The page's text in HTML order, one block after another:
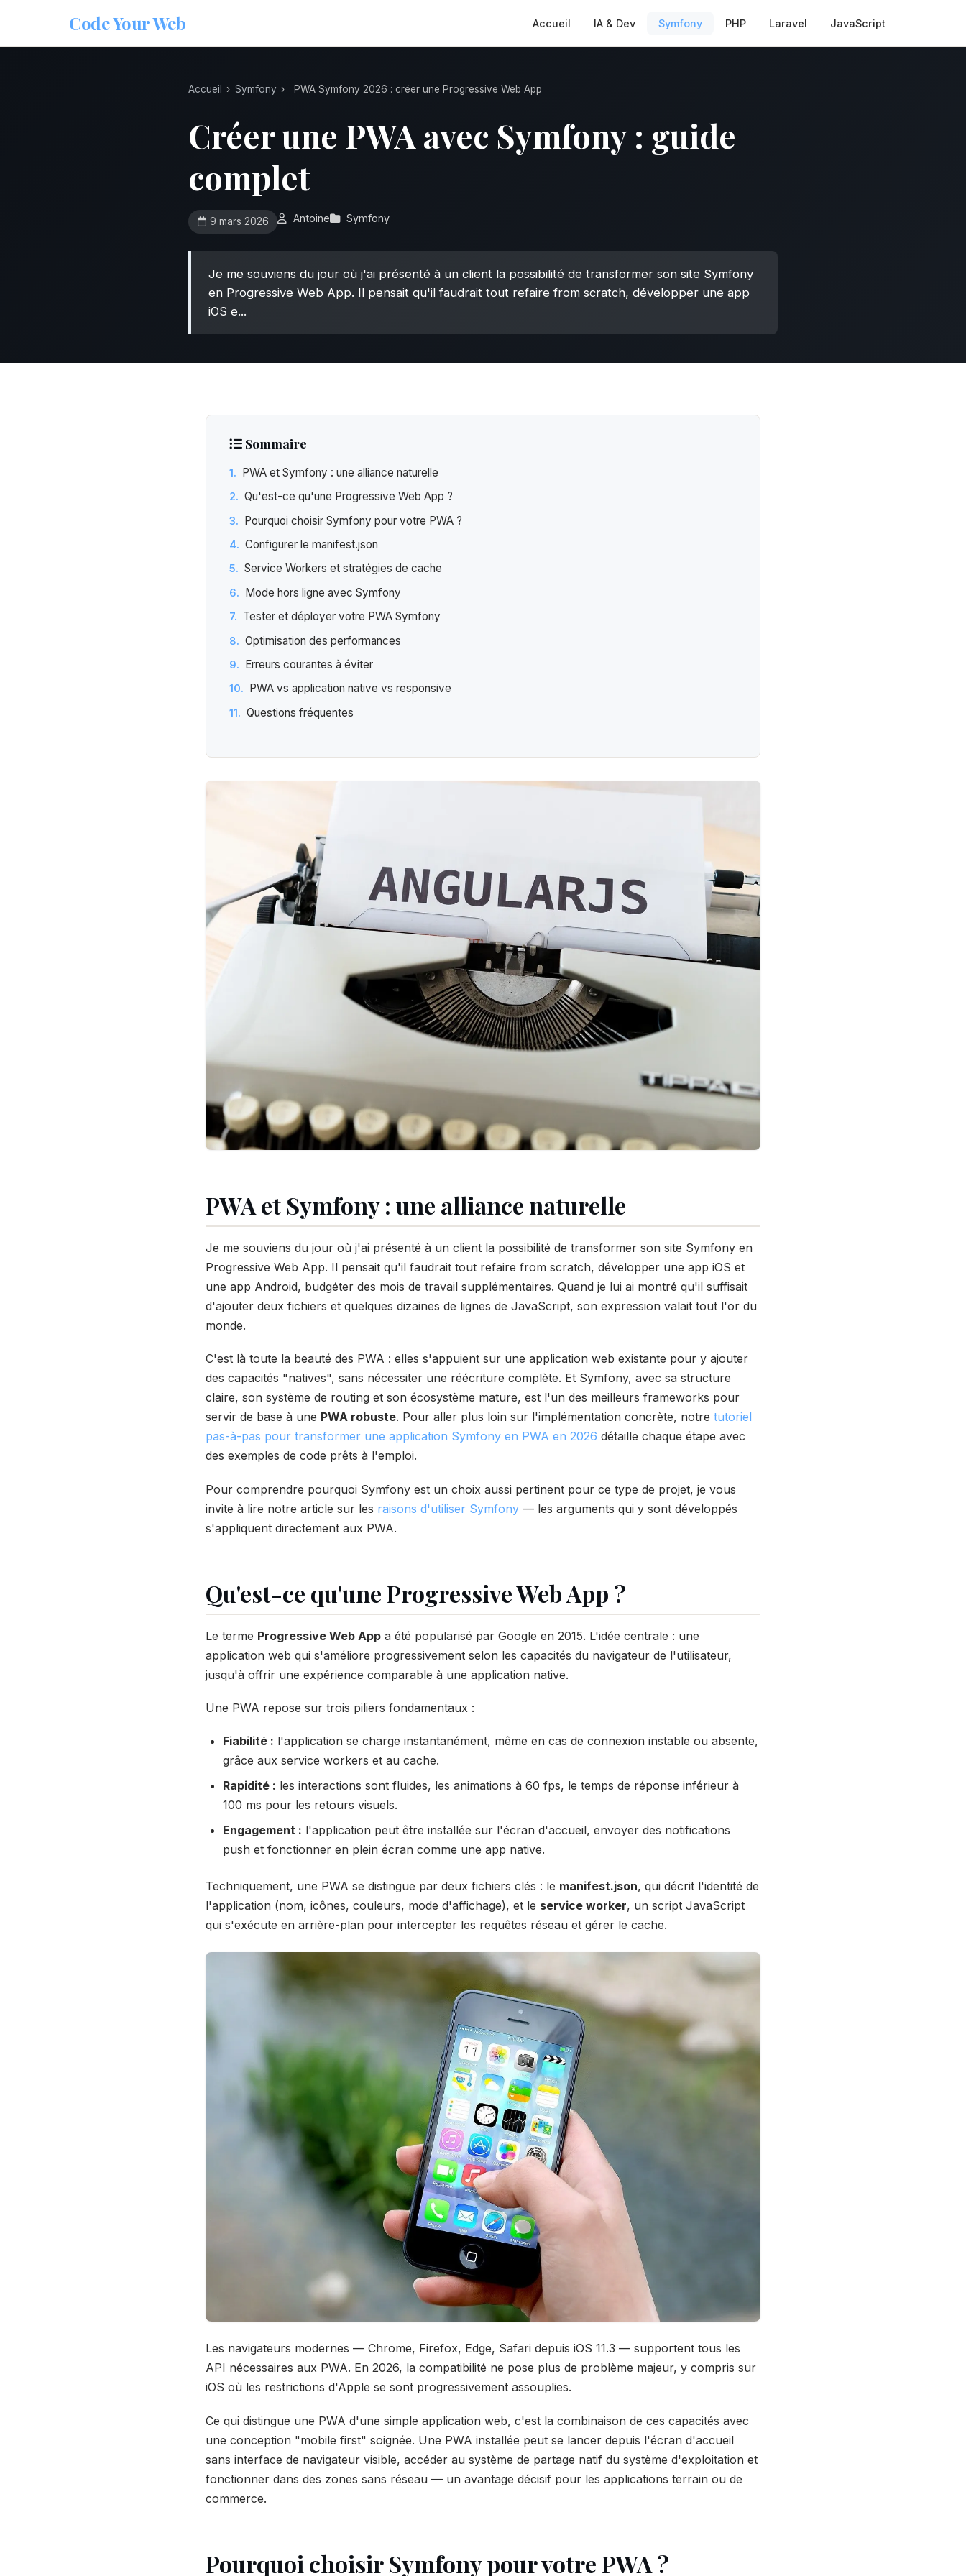
Code YourWeb Accueil IA & Dev Symfony PHP Laravel JavaScript
Accueil › Symfony › PWA Symfony 2026 : créer une Progressive Web App
Créer une PWA avec Symfony : guide
complet
9 mars 2026 Antoine Symfony
Je me souviens du jour où j'ai présenté à un client la possibilité de transformer son site Symfony
en Progressive Web App. Il pensait qu'il faudrait tout refaire from scratch, développer une app
iOS e...
Sommaire
PWA et Symfony : une alliance naturelle
Qu'est-ce qu'une Progressive Web App ?
Pourquoi choisir Symfony pour votre PWA ?
Configurer le manifest.json
Service Workers et stratégies de cache
Mode hors ligne avec Symfony
Tester et déployer votre PWA Symfony
Optimisation des performances
Erreurs courantes à éviter
PWA vs application native vs responsive
Questions fréquentes
PWA et Symfony : une alliance naturelle
Je me souviens du jour où j'ai présenté à un client la possibilité de transformer son site Symfony en
Progressive Web App. Il pensait qu'il faudrait tout refaire from scratch, développer une app iOS et
une app Android, budgéter des mois de travail supplémentaires. Quand je lui ai montré qu'il suffisait
d'ajouter deux fichiers et quelques dizaines de lignes de JavaScript, son expression valait tout l'or du
monde.
C'est là toute la beauté des PWA : elles s'appuient sur une application web existante pour y ajouter
des capacités "natives", sans nécessiter une réécriture complète. Et Symfony, avec sa structure
claire, son système de routing et son écosystème mature, est l'un des meilleurs frameworks pour
servir de base à une PWA robuste. Pour aller plus loin sur l'implémentation concrète, notre tutoriel
pas-à-pas pour transformer une application Symfony en PWA en 2026 détaille chaque étape avec
des exemples de code prêts à l'emploi.
Pour comprendre pourquoi Symfony est un choix aussi pertinent pour ce type de projet, je vous
invite à lire notre article sur les raisons d'utiliser Symfony — les arguments qui y sont développés
s'appliquent directement aux PWA.
Qu'est-ce qu'une Progressive Web App ?
Le terme Progressive Web App a été popularisé par Google en 2015. L'idée centrale : une
application web qui s'améliore progressivement selon les capacités du navigateur de l'utilisateur,
jusqu'à offrir une expérience comparable à une application native.
Une PWA repose sur trois piliers fondamentaux :
Fiabilité : l'application se charge instantanément, même en cas de connexion instable ou absente,
grâce aux service workers et au cache.
Rapidité : les interactions sont fluides, les animations à 60 fps, le temps de réponse inférieur à
100 ms pour les retours visuels.
Engagement : l'application peut être installée sur l'écran d'accueil, envoyer des notifications
push et fonctionner en plein écran comme une app native.
Techniquement, une PWA se distingue par deux fichiers clés : le manifest.json, qui décrit l'identité de
l'application (nom, icônes, couleurs, mode d'affichage), et le service worker, un script JavaScript
qui s'exécute en arrière-plan pour intercepter les requêtes réseau et gérer le cache.
Les navigateurs modernes — Chrome, Firefox, Edge, Safari depuis iOS 11.3 — supportent tous les
API nécessaires aux PWA. En 2026, la compatibilité ne pose plus de problème majeur, y compris sur
iOS où les restrictions d'Apple se sont progressivement assouplies.
Ce qui distingue une PWA d'une simple application web, c'est la combinaison de ces capacités avec
une conception "mobile first" soignée. Une PWA installée peut se lancer depuis l'écran d'accueil
sans interface de navigateur visible, accéder au système de partage natif du système d'exploitation et
fonctionner dans des zones sans réseau — un avantage décisif pour les applications terrain ou de
commerce.
Pourquoi choisir Symfony pour votre PWA ?